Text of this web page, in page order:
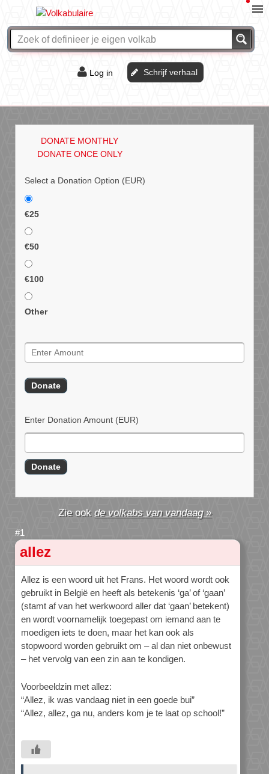
Log in Schrijf verhaal
DONATE MONTHLY
DONATE ONCE ONLY
Select a Donation Option (EUR)
€25
€50
€100
Other
Enter Donation Amount (EUR)
de volkabs van vandaag »
allez
Allez is een woord uit het Frans. Het woord wordt ook
gebruikt in België en heeft als betekenis ‘ga’ of ‘gaan’
(stamt af van het werkwoord aller dat ‘gaan’ betekent)
en wordt voornamelijk toegepast om iemand aan te
moedigen iets te doen, maar het kan ook als
stopwoord worden gebruikt om – al dan niet onbewust
– het vervolg van een zin aan te kondigen.
Voorbeeldzin met allez:
“Allez, ik was vandaag niet in een goede bui”
“Allez, allez, ga nu, anders kom je te laat op school!”